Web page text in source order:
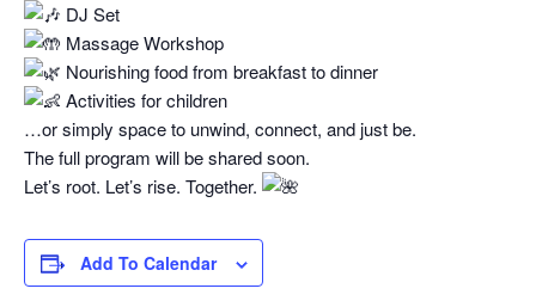
DJ Set
Massage Workshop
Nourishing food from breakfast to dinner
Activities for children
…or simply space to unwind, connect, and just be.
The full program will be shared soon.
Let’s root. Let’s rise. Together.
Add To Calendar